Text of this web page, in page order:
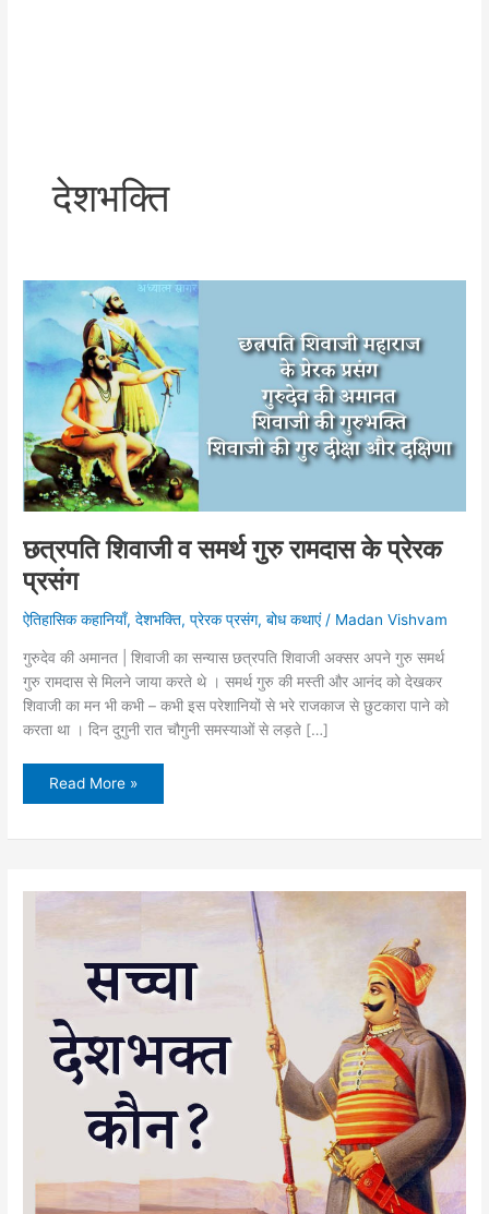
देशभक्ति
छत्रपति शिवाजी व समर्थ गुरु रामदास के प्रेरक
प्रसंग
ऐतिहासिक कहानियाँ,देशभक्ति,प्रेरक प्रसंग,बोध कथाएं/ Madan Vishvam
गुरुदेव की अमानत | शिवाजी का सन्यास छत्रपति शिवाजी अक्सर अपने गुरु समर्थ
गुरु रामदास से मिलने जाया करते थे । समर्थ गुरु की मस्ती और आनंद को देखकर
शिवाजी का मन भी कभी – कभी इस परेशानियों से भरे राजकाज से छुटकारा पाने को
करता था । दिन दुगुनी रात चौगुनी समस्याओं से लड़ते […]
छत्रपति
गुरु
प्रसंग
Read More »